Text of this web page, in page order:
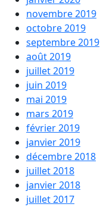
novembre 2019
octobre 2019
septembre 2019
août 2019
juillet 2019
juin 2019
mai 2019
mars 2019
février 2019
janvier 2019
décembre 2018
juillet 2018
janvier 2018
juillet 2017